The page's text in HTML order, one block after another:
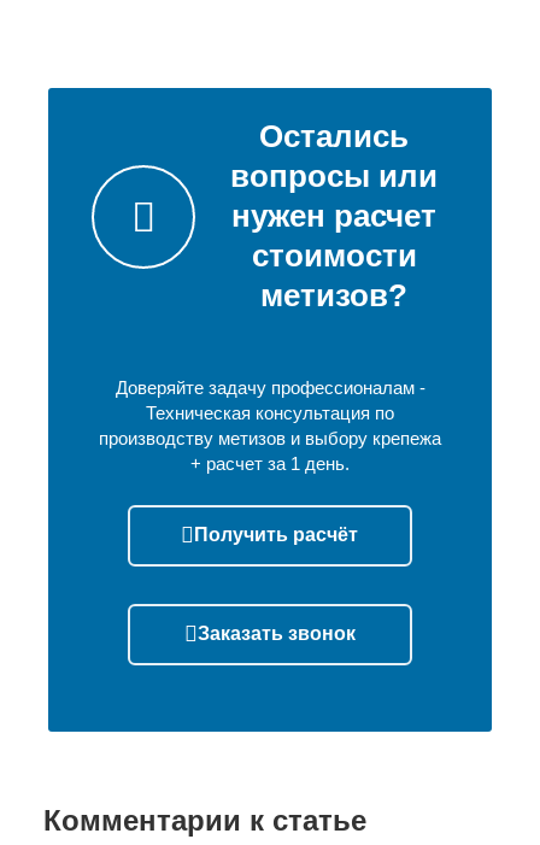
Остались
вопросы или
нужен расчет
стоимости
метизов?
Доверяйте задачу профессионалам -
Техническая консультация по
производству метизов и выбору крепежа
+ расчет за 1 день.
Получить расчёт
Заказать звонок
Комментарии к статье